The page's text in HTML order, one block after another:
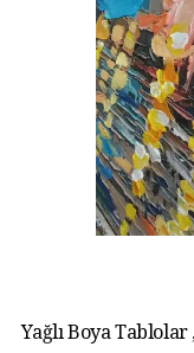
Yağlı Boya